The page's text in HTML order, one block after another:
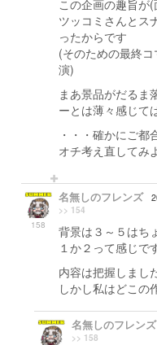
この企画の趣旨が
ツッコミさんとス
ったからです
(そのための最終
演)
まあ景品がだるま
ーとは薄々感じて
・・・確かにご都
オチ考え直してみ
158
名無しのフレンズ
>> 154
背景は３～５はち
１か２って感じで
内容は把握しま
しかし私はどこ
名無しのフレンズ
>> 158